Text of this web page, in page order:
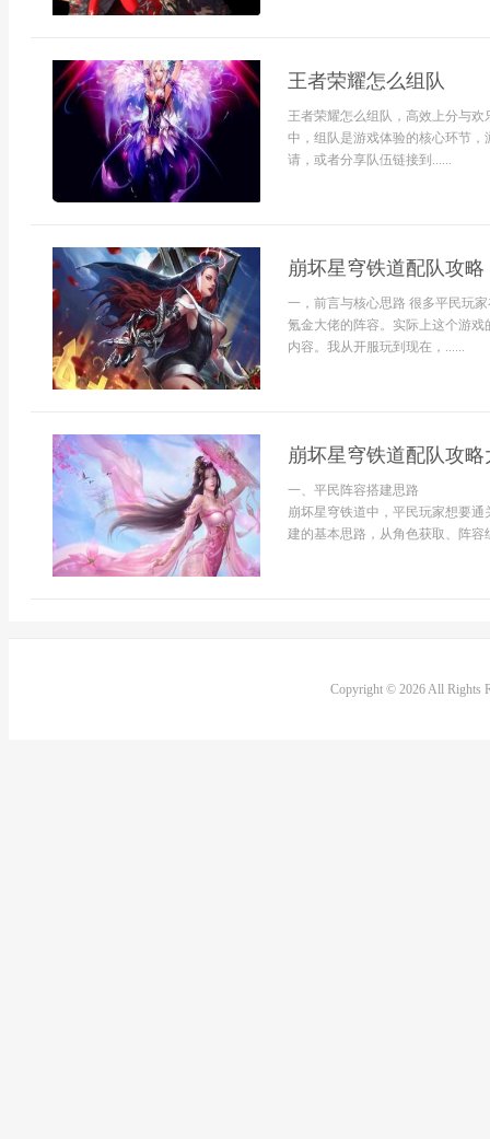
王者荣耀怎么组队
王者荣耀怎么组队，高效上分与
中，组队是游戏体验的核心环节
请，或者分享队伍链接到......
崩坏星穹铁道配队攻
一，前言与核心思路 很多平民玩
氪金大佬的阵容。实际上这个游
内容。我从开服玩到现在，......
崩坏星穹铁道配队攻
一、平民阵容搭建思路
崩坏星穹铁道中，平民玩家想要
建的基本思路，从角色获取、阵
Copyright © 2026 All Rights